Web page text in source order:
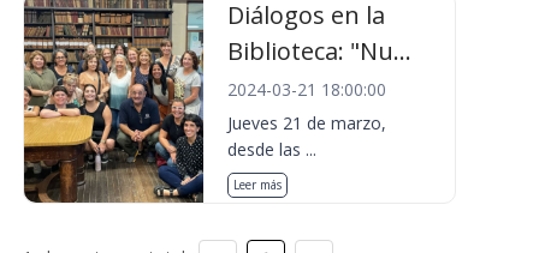
Diálogos en la
Biblioteca: "Nu...
2024-03-21 18:00:00
Jueves 21 de marzo,
desde las ...
Leer más